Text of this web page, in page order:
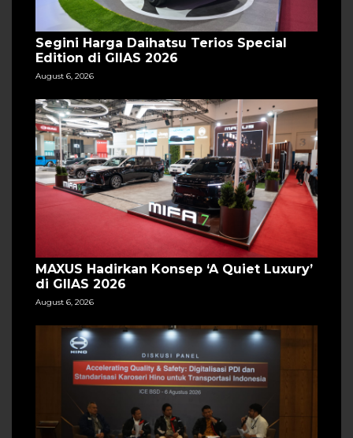
Segini Harga Daihatsu Terios Special
Edition di GIIAS 2026
August 6, 2026
MAXUS Hadirkan Konsep ‘A Quiet Luxury’
di GIIAS 2026
August 6, 2026